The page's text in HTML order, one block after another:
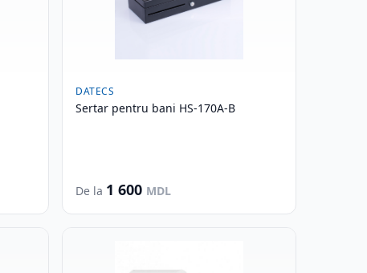
DATECS
Sertar pentru bani HS-170A-B
De la 1 600 MDL